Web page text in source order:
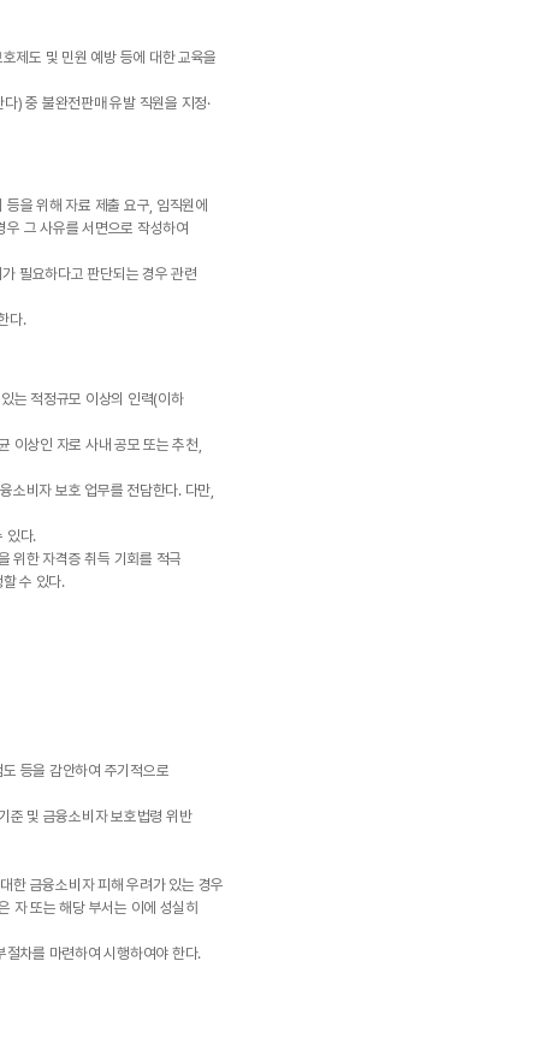
제도 및 민원 예방 등에 대한 교육을
) 중 불완전판매 유발 직원을 지정·
을 위해 자료 제출 요구, 임직원에
그 사유를 서면으로 작성하여
필요하다고 판단되는 경우 관련
다.
는 적정규모 이상의 인력(이하
이상인 자로 사내 공모 또는 추천,
소비자 보호 업무를 전담한다. 다만,
있다.
위한 자격증 취득 기회를 적극
수 있다.
등을 감안하여 주기적으로
준 및 금융소비자 보호법령 위반
한 금융소비자 피해 우려가 있는 경우
자 또는 해당 부서는 이에 성실히
차를 마련하여 시행하여야 한다.